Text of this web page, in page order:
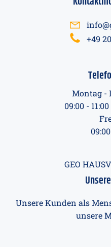
+49
Montag -
09:00 -
GEO
Unsere Kunden als
unsere